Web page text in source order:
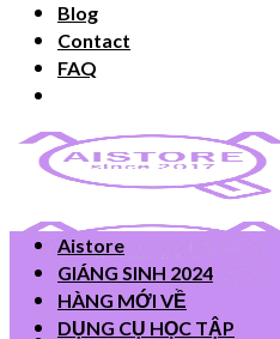
Blog
Contact
FAQ
Aistore
GIÁNG SINH 2024
HÀNG MỚI VỀ
DỤNG CỤ HỌC TẬP